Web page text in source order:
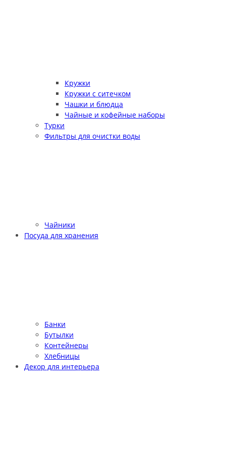
Кружки
Кружки с ситечком
Чашки и блюдца
Чайные и кофейные наборы
Турки
Фильтры для очистки воды
Чайники
Посуда для хранения
Банки
Бутылки
Контейнеры
Хлебницы
Декор для интерьера